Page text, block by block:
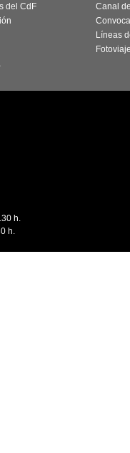
del CdF
Canal
Líneas
h.
h.